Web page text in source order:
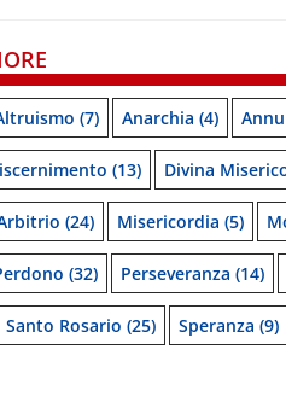
(7) Anarchia (4)
(13) Divina
(24) Misericordia (5)
(32) Perseveranza (14)
Santo Rosario (25) Speranza (9)